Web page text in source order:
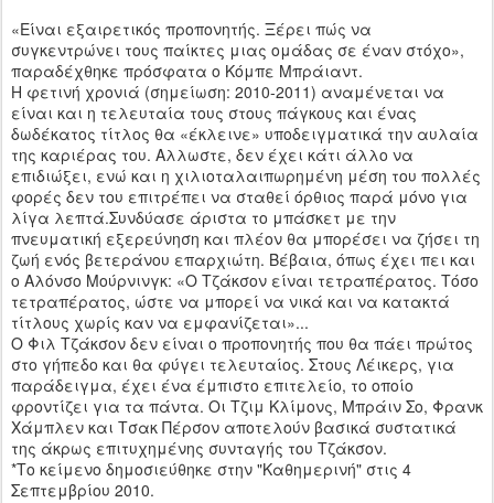
«Είναι εξαιρετικός προπονητής. Ξέρει πώς να
συγκεντρώνει τους παίκτες μιας ομάδας σε έναν στόχο»,
παραδέχθηκε πρόσφατα ο Κόμπε Μπράιαντ.
Η φετινή χρονιά (σημείωση: 2010-2011) αναμένεται να
είναι και η τελευταία τους στους πάγκους και ένας
δωδέκατος τίτλος θα «έκλεινε» υποδειγματικά την αυλαία
της καριέρας του. Αλλωστε, δεν έχει κάτι άλλο να
επιδιώξει, ενώ και η χιλιοταλαιπωρημένη μέση του πολλές
φορές δεν του επιτρέπει να σταθεί όρθιος παρά μόνο για
λίγα λεπτά.Συνδύασε άριστα το μπάσκετ με την
πνευματική εξερεύνηση και πλέον θα μπορέσει να ζήσει τη
ζωή ενός βετεράνου επαρχιώτη. Βέβαια, όπως έχει πει και
ο Αλόνσο Μούρνινγκ: «Ο Τζάκσον είναι τετραπέρατος. Τόσο
τετραπέρατος, ώστε να μπορεί να νικά και να κατακτά
τίτλους χωρίς καν να εμφανίζεται»...
Ο Φιλ Τζάκσον δεν είναι ο προπονητής που θα πάει πρώτος
στο γήπεδο και θα φύγει τελευταίος. Στους Λέικερς, για
παράδειγμα, έχει ένα έμπιστο επιτελείο, το οποίο
φροντίζει για τα πάντα. Οι Τζιμ Κλίμονς, Μπράιν Σο, Φρανκ
Χάμπλεν και Τσακ Πέρσον αποτελούν βασικά συστατικά
της άκρως επιτυχημένης συνταγής του Τζάκσον.
*Το κείμενο δημοσιεύθηκε στην "Καθημερινή" στις 4
Σεπτεμβρίου 2010.